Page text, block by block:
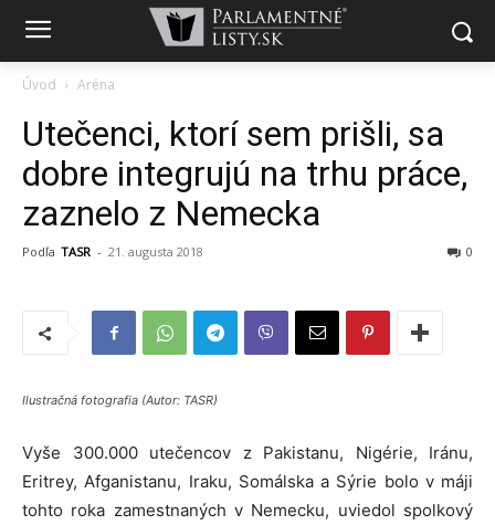
Úvod Aréna
Utečenci, ktorí sem prišli, sa
dobre integrujú na trhu práce,
zaznelo z Nemecka
Podľa TASR - 21. augusta 2018 0
Ilustračná fotografia (Autor: TASR)
Vyše 300.000 utečencov z Pakistanu, Nigérie, Iránu,
Eritrey, Afganistanu, Iraku, Somálska a Sýrie bolo v máji
tohto roka zamestnaných v Nemecku, uviedol spolkový